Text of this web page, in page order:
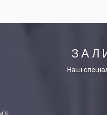
Наші